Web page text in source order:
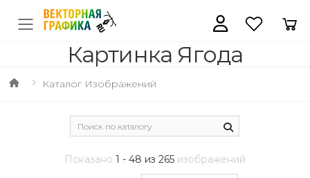
Картинка Ягода
Каталог Изображений
Показано 1 - 48 из 265 изображений